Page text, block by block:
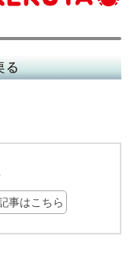
事はこちら